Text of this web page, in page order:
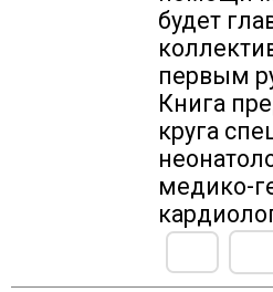
будет
первым
Книга
круга
медико-